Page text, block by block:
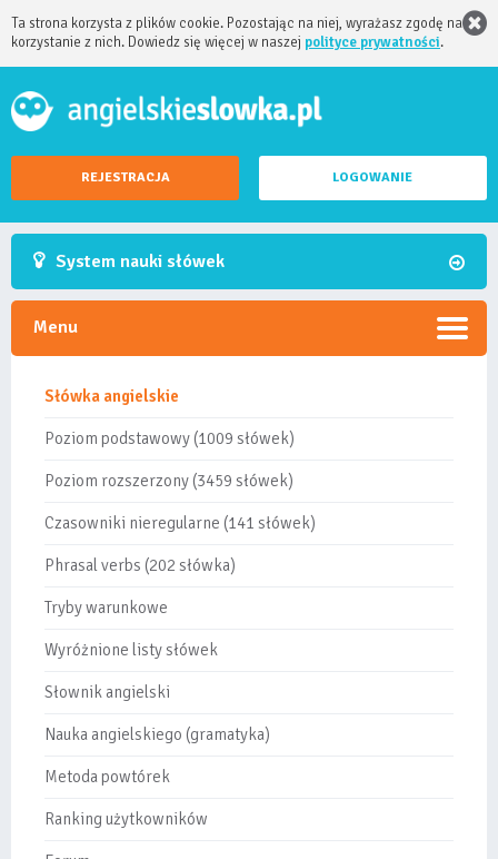
Ta strona korzysta z plików cookie. Pozostając na niej, wyrażasz zgodę na
korzystanie z nich. Dowiedz się więcej w naszej polityce prywatności.
REJESTRACJA LOGOWANIE
System nauki słówek
Menu
Słówka angielskie
Poziom podstawowy (1009 słówek)
Poziom rozszerzony (3459 słówek)
Czasowniki nieregularne (141 słówek)
Phrasal verbs (202 słówka)
Tryby warunkowe
Wyróżnione listy słówek
Słownik angielski
Nauka angielskiego (gramatyka)
Metoda powtórek
Ranking użytkowników